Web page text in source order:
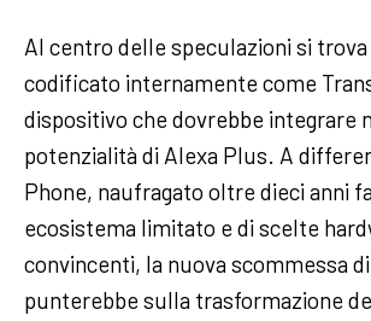
Al centro delle speculazioni si
codificato internamente come
dispositivo che dovrebbe integrare
potenzialità di Alexa Plus. A
Phone, naufragato oltre dieci anni
ecosistema limitato e di scelte
convincenti, la nuova scommessa
punterebbe sulla trasformazione